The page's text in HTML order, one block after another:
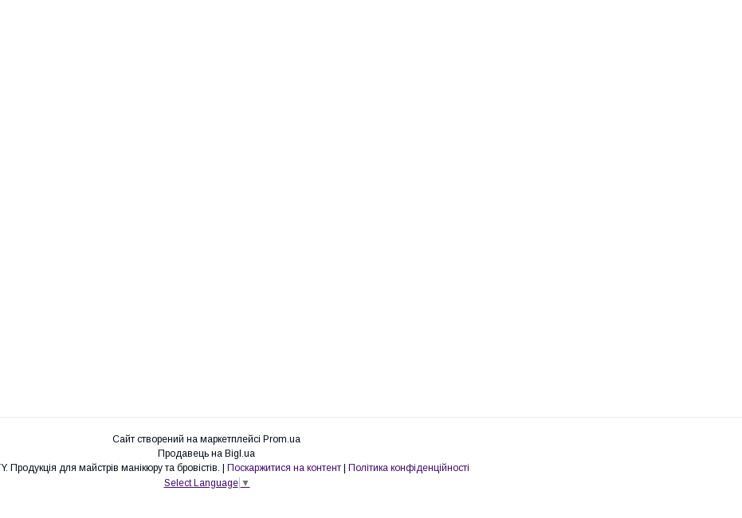
Сайт створений на маркетплейсі Prom.ua
Продавець на Bigl.ua
OKLI-BEAUTY. Продукція для майстрів манікюру та бровістів. | Поскаржитися на контент | Політика конфіденційності
Select Language ▼